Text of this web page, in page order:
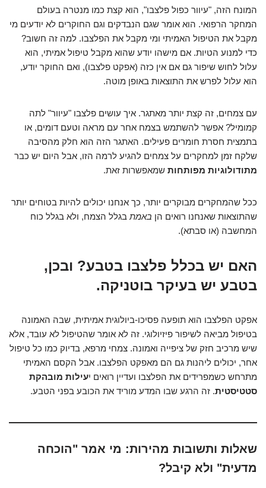
המונח הזה, "עיוור כפול פלצבו", הוא קצת כמו מנטרה בעולם
המחקר הרפואי. הוא אומר שגם הנבדקים וגם החוקרים לא יודעים מי
מקבל את הטיפול האמיתי ומי מקבל את הפלצבו. למה זה חשוב?
כדי למנוע הטיות. אם מישהו יודע שהוא מקבל טיפול אמיתי, הוא
עלול לחוש שיפור גם אם אין כזה (אפקט פלצבו), ואם החוקר יודע,
הוא עלול לפרש את התוצאות באופן מוטה.
עם צמחים, זה קצת יותר מאתגר. איך עושים פלצבו "עיוור" לתה
קמומיל? אפשר להשתמש בצמח אחר עם מראה וטעם דומים, או
בתמצית חסרת חומרים פעילים. האתגר הזה הוא חלק מהסיבה
שלקח זמן למחקרים על צמחים להגיע לרמה הזו, אבל היום יש כבר
מתודולוגיות מפותחות שמאפשרות זאת.
ככל שהמחקרים מבוקרים יותר, כך אנחנו יכולים להיות בטוחים יותר
שהתוצאות שאנחנו רואים הן באמת בגלל הצמח, ולא בגלל כוח
המחשבה (או סבתא).
האם יש בכלל פלצבו בטבע? ובכן,
בטבע יש בעיקר בוטניקה.
אפקט הפלצבו הוא תופעה פסיכו-ביולוגית אמיתית, שבה האמונה
בטיפול מביאה לשיפור פיזיולוגי. זה לא אומר שהטיפול לא עובד, אלא
שיש מרכיב חזק של ציפייה ואמונה. צמחי מרפא, בדיוק כמו כל טיפול
אחר, יכולים ליהנות גם הם מאפקט הפלצבו. אבל הקסם האמיתי
מתרחש כשמפרידים את הפלצבו ועדיין רואים יעילות מובהקת
סטטיסטית. זה הרגע שבו המדע מוריד את הכובע בפני הטבע.
שאלות ותשובות מהירות: מי אמר "הוכחה
מדעית" ולא קיבל?